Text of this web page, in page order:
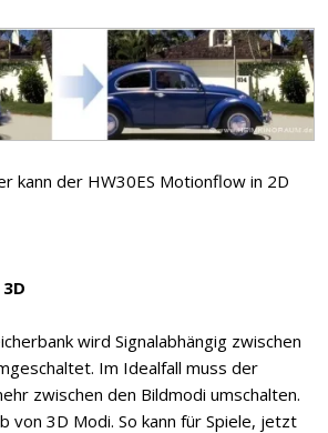
kann der HW30ES Motionflow in 2D
wird Signalabhängig zwischen
Im Idealfall muss der
zwischen den Bildmodi umschalten.
von 3D Modi. So kann für Spiele, jetzt